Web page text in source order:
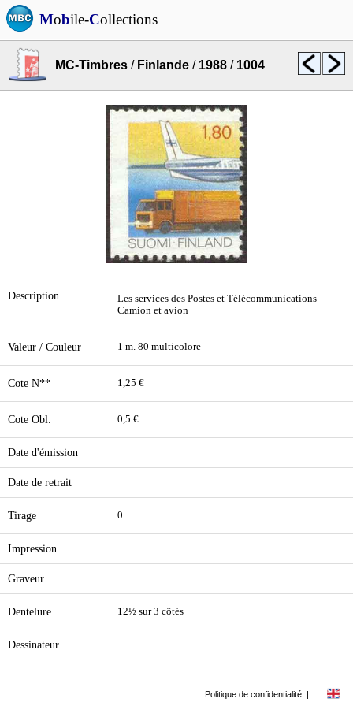
Mobile-Collections
MC-Timbres / Finlande / 1988 / 1004
Description
Les services des Postes et Télécommunications -
Camion et avion
Valeur / Couleur 1 m. 80 multicolore
Cote N** 1,25 €
Cote Obl. 0,5 €
Date d'émission
Date de retrait
Tirage 0
Impression
Graveur
Dentelure 12½ sur 3 côtés
Dessinateur
Politique de confidentialité |